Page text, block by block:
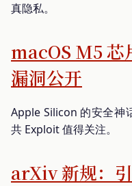
真隐私。
macOS M5 芯
漏洞公开
Apple Silicon 的安全神
共 Exploit 值得关注。
arXiv 新规：